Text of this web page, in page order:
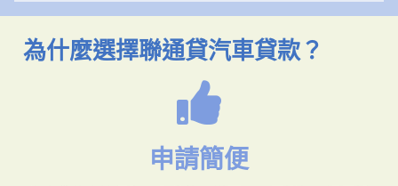
為什麼選擇聯通貸汽車貸款？
申請簡便